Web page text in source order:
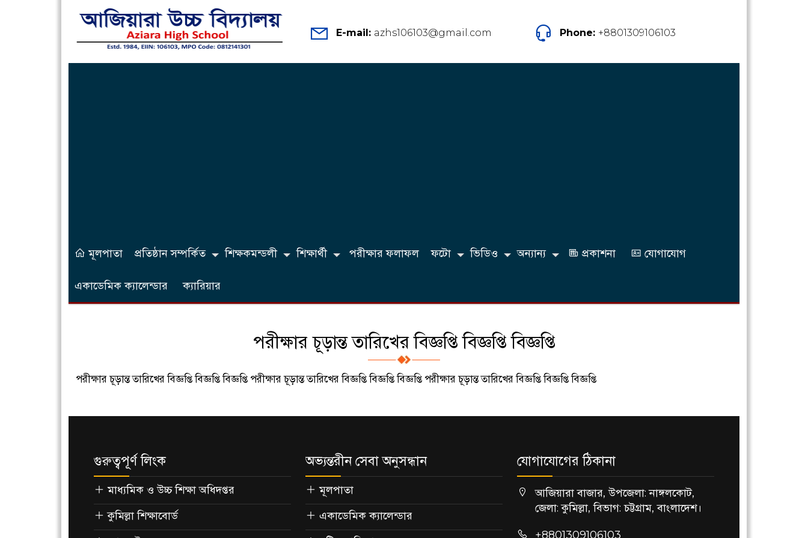
E-mail: azhs106103@gmail.com Phone: +8801309106103
মূলপাতা প্রতিষ্ঠান সম্পর্কিত শিক্ষকমন্ডলী শিক্ষার্থী পরীক্ষার ফলাফল ফটো ভিডিও অন্যান্য প্রকাশনা যোগাযোগ
একাডেমিক ক্যালেন্ডার ক্যারিয়ার
পরীক্ষার চূড়ান্ত তারিখের বিজ্ঞপ্তি বিজ্ঞপ্তি বিজ্ঞপ্তি
পরীক্ষার চূড়ান্ত তারিখের বিজ্ঞপ্তি বিজ্ঞপ্তি বিজ্ঞপ্তি পরীক্ষার চূড়ান্ত তারিখের বিজ্ঞপ্তি বিজ্ঞপ্তি বিজ্ঞপ্তি পরীক্ষার চূড়ান্ত তারিখের বিজ্ঞপ্তি বিজ্ঞপ্তি বিজ্ঞপ্তি
গুরুত্বপূর্ণ লিংক
মাধ্যমিক ও উচ্চ শিক্ষা অধিদপ্তর
কুমিল্লা শিক্ষাবোর্ড
অভ্যন্তরীন সেবা অনুসন্ধান
মূলপাতা
একাডেমিক ক্যালেন্ডার
যোগাযোগের ঠিকানা
আজিয়ারা বাজার, উপজেলা: নাঙ্গলকোট,
জেলা: কুমিল্লা, বিভাগ: চট্টগ্রাম, বাংলাদেশ।
+8801309106103